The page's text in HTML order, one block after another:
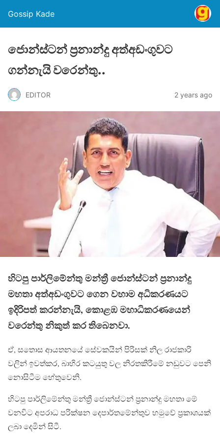
Gossip Kade
ජොන්ස්ටන් ප්‍රනාන්දු අත්අඩංගුවට
ගන්නැයි වරෙන්තු..
EDITOR 2 years ago
හිටපු පාර්ලිමේන්තු මන්ත්‍රී ජොන්ස්ටන් ප්‍රනාන්දු
මහතා අත්අඩංගුවට ගෙන වහාම අධිකරණයට
ඉදිරිපත් කරන්නැයි, කොළඹ මහාධිකරණයෙන්
වරෙන්තු නිකුත් කර තිබෙනවා.
ඒ, සතොස ආයතනයේ සේවකයින් පිරිසක් නිල රාජකාරි
වලින් ඉවත්කර, බාහිර කටයුතු වල නිරතකිරීමේ නඩුවට පෙනි
නොසිටීම හේතුවෙනි.
හිටපු පාර්ලිමේන්තු මන්ත්‍රී ජොන්ස්ටන් ප්‍රනාන්දු මහතා මේ
වනවිට අපරාධ පරික්ෂන දෙපාර්තමේන්තුව හමුවේ ප්‍රකාශයක්
ලබා දෙමින් සිටී.